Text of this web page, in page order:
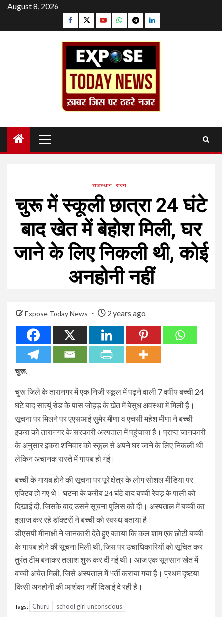
Skip
content
August 8, 2026
Facebook
TwitterYouTubeWhatsapp
TelegramLinkedin
Menu
राजस्थान राज्य
चुरू में स्कूली छात्रा 24 घंटे
बाद खेत में बेहोश मिली, घर
जाने के लिए निकली थी, कोई
अनहोनी नहीं
Expose Today News 2 years ago
चुरू.
चुरू जिले के तारानगर में एक निजी स्कूल में पढ़ने वाली 7 वर्षीय बच्ची 24
घंटे बाद सात्यूं रोड के पास जोहड़ के खेत में बेसुध अवस्था में मिली है।
सूचना पर मिलने पर एएसआई सुमेर मीणा व एचसी महेश मीणा ने बच्ची
इकरा को तारानगर के सरकारी अस्पताल में पहुंचाया है। प्राप्त जानकारी
के अनुसार इकरा शनिवार को स्कूल से अपने घर जाने के लिए निकली थी
लेकिन अचानक रास्ते में गायब हो गई।
बच्ची के गायब होने की सूचना पर पूरे क्षेत्र के लोग सोशल मीडिया पर
एक्टिव हो गए थे। घटना के करीब 24 घंटे बाद बच्ची रेवड़ के पाली को
दिखाई दी, जिसके बाद उसने सूचना पुलिस को दी। अस्पताल में बच्ची का
इलाज कर रहे डॉक्टरों ने बच्ची को स्वस्थ बताया है।
डीएसपी मीनाक्षी ने जानकारी देते हुए बताया कि कल शाम एक छोटी बच्ची
के गायब होने की सूचना मिली थी, जिस पर उचाधिकारियों को सूचित कर
तुरंत टीम बनाकर तलाश शुरू कर दी गई थी। आज एक सूनसान खेत में
बच्ची अचेत मिली, जिसे अस्पताल में भर्ती कराया गया है। प्रथम दृष्टया
किसी अनहोनी की आशंका नहीं दिखाई दे रही है।
Tags: Churu school girl unconscious